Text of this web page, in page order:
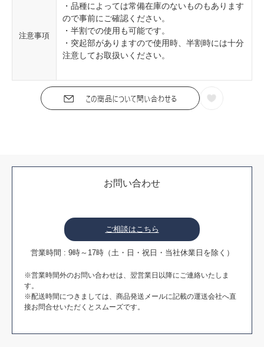
注意事項
・品種によっては常備在庫のないものもあります
ので事前にご確認ください。
・半割での使用も可能です。
・突起部がありますので使用時、半割時には十分
注意してお取扱いください。
お問い合わせ
ご相談はこちら
営業時間 : 9時～17時（土・日・祝日・当社休業日を除く）
※営業時間外のお問い合わせは、翌営業日以降にご連絡いたしま
す。
※配送時間につきましては、商品発送メールに記載の運送会社へ直
接お問合せいただくとスムーズです。